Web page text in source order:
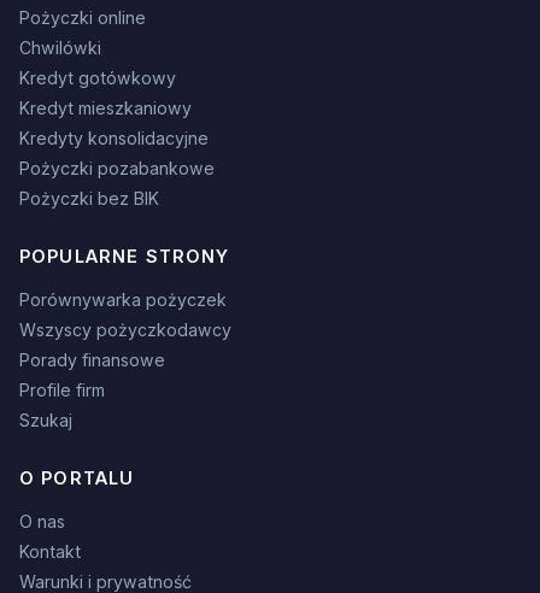
Pożyczki online
Chwilówki
Kredyt gotówkowy
Kredyt mieszkaniowy
Kredyty konsolidacyjne
Pożyczki pozabankowe
Pożyczki bez BIK
POPULARNE STRONY
Porównywarka pożyczek
Wszyscy pożyczkodawcy
Porady finansowe
Profile firm
Szukaj
O PORTALU
O nas
Kontakt
Warunki i prywatność